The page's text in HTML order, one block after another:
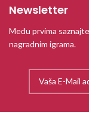
Newsletter
Među prvima
nagradnim igrama.